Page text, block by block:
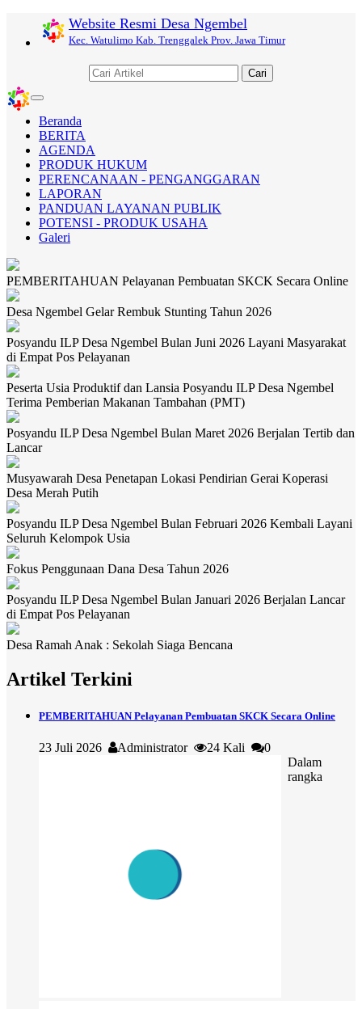
Website Resmi Desa Ngembel
Kec. Watulimo Kab. Trenggalek Prov. Jawa Timur
Cari
Toggle
navigation
Beranda
BERITA
AGENDA
PRODUK HUKUM
PERENCANAAN - PENGANGGARAN
LAPORAN
PANDUAN LAYANAN PUBLIK
POTENSI - PRODUK USAHA
Galeri
PEMBERITAHUAN Pelayanan Pembuatan SKCK Secara Online
Desa Ngembel Gelar Rembuk Stunting Tahun 2026
Posyandu ILP Desa Ngembel Bulan Juni 2026 Layani Masyarakat
di Empat Pos Pelayanan
Peserta Usia Produktif dan Lansia Posyandu ILP Desa Ngembel
Terima Pemberian Makanan Tambahan (PMT)
Posyandu ILP Desa Ngembel Bulan Maret 2026 Berjalan Tertib dan
Lancar
Musyawarah Desa Penetapan Lokasi Pendirian Gerai Koperasi
Desa Merah Putih
Posyandu ILP Desa Ngembel Bulan Februari 2026 Kembali Layani
Seluruh Kelompok Usia
Fokus Penggunaan Dana Desa Tahun 2026
Posyandu ILP Desa Ngembel Bulan Januari 2026 Berjalan Lancar
di Empat Pos Pelayanan
Desa Ramah Anak : Sekolah Siaga Bencana
Artikel Terkini
PEMBERITAHUAN Pelayanan Pembuatan SKCK Secara Online
23 Juli 2026 Administrator 24 Kali
0
Dalam
rangka